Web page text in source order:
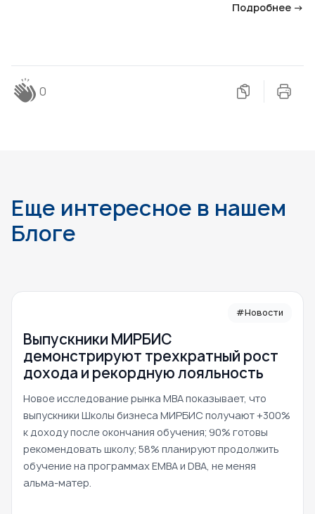
Подробнее →
0
Еще интересное в нашем
Блоге
#Новости
Выпускники МИРБИС
демонстрируют трехкратный рост
дохода и рекордную лояльность
Новое исследование рынка MBA показывает, что
выпускники Школы бизнеса МИРБИС получают +300%
к доходу после окончания обучения; 90% готовы
рекомендовать школу; 58% планируют продолжить
обучение на программах EMBA и DBA, не меняя
альма-матер.